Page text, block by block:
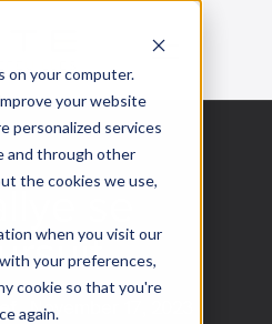
on your computer.
your website
personalized services
and through other
the cookies we use,
when you visit our
your preferences,
cookie so that you're
again.
se
November 17, 2023